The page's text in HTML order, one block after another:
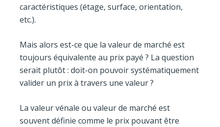
caractéristiques (étage, surface, orientation,
etc.).
Mais alors est-ce que la valeur de marché est
toujours équivalente au prix payé ? La question
serait plutôt : doit-on pouvoir systématiquement
valider un prix à travers une valeur ?
La valeur vénale ou valeur de marché est
souvent définie comme le prix pouvant être